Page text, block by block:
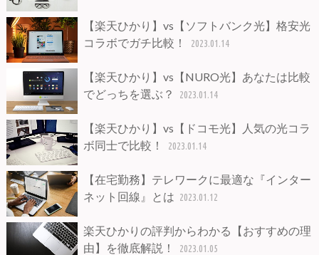
【楽天ひかり】vs【ソフトバンク光】格安光
コラボでガチ比較！
2023.01.14
【楽天ひかり】vs【NURO光】あなたは比較
でどっちを選ぶ？
2023.01.14
【楽天ひかり】vs【ドコモ光】人気の光コラ
ボ同士で比較！
2023.01.14
【在宅勤務】テレワークに最適な『インター
ネット回線』とは 2023.01.12
楽天ひかりの評判からわかる【おすすめの理
由】を徹底解説！
2023.01.05